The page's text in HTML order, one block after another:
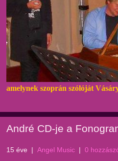
amelynek szoprán szólóját
André CD-je a
15 éve | Angel Music | 0